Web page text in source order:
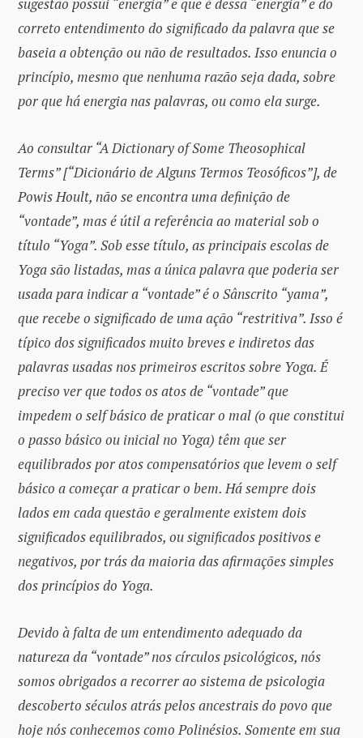
correto entendimento do significado da palavra que se
baseia a obtenção ou não de resultados. Isso enuncia o
princípio, mesmo que nenhuma razão seja dada, sobre
por que há energia nas palavras, ou como ela surge.
Ao consultar “A Dictionary of Some Theosophical
Terms” [“Dicionário de Alguns Termos Teosóficos”], de
Powis Hoult, não se encontra uma definição de
“vontade”, mas é útil a referência ao material sob o
título “Yoga”. Sob esse título, as principais escolas de
Yoga são listadas, mas a única palavra que poderia ser
usada para indicar a “vontade” é o Sânscrito “yama”,
que recebe o significado de uma ação “restritiva”. Isso é
típico dos significados muito breves e indiretos das
palavras usadas nos primeiros escritos sobre Yoga. É
preciso ver que todos os atos de “vontade” que
impedem o self básico de praticar o mal (o que constitui
o passo básico ou inicial no Yoga) têm que ser
equilibrados por atos compensatórios que levem o self
básico a começar a praticar o bem. Há sempre dois
lados em cada questão e geralmente existem dois
significados equilibrados, ou significados positivos e
negativos, por trás da maioria das afirmações simples
dos princípios do Yoga.
Devido à falta de um entendimento adequado da
natureza da “vontade” nos círculos psicológicos, nós
somos obrigados a recorrer ao sistema de psicologia
descoberto séculos atrás pelos ancestrais do povo que
hoje nós conhecemos como Polinésios. Somente em sua